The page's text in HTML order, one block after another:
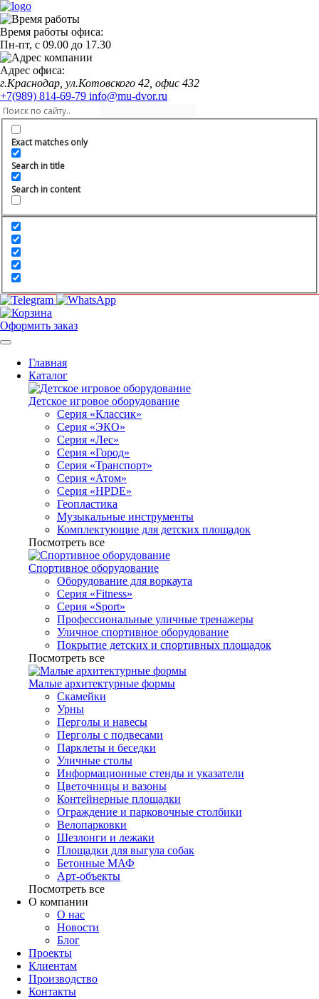
Время работы офиса:
Пн-пт, с 09.00 до 17.30
Адрес офиса:
г.Краснодар, ул.Котовского 42, офис 432
+7(989) 814-69-79 info@mu-dvor.ru
Exact matches only
Search in title
Search in content
Оформить заказ
Главная
Каталог
Детское игровое оборудование
Серия «Классик»
Серия «ЭКО»
Серия «Лес»
Серия «Город»
Серия «Транспорт»
Серия «Атом»
Серия «HPDE»
Геопластика
Музыкальные инструменты
Комплектующие для детских площадок
Посмотреть все
Спортивное оборудование
Оборудование для воркаута
Серия «Fitness»
Серия «Sport»
Профессиональные уличные тренажеры
Уличное спортивное оборудование
Покрытие детских и спортивных площадок
Посмотреть все
Малые архитектурные формы
Скамейки
Урны
Перголы и навесы
Перголы с подвесами
Парклеты и беседки
Уличные столы
Информационные стенды и указатели
Цветочницы и вазоны
Контейнерные площадки
Ограждение и парковочные столбики
Велопарковки
Шезлонги и лежаки
Площадки для выгула собак
Бетонные МАФ
Арт-объекты
Посмотреть все
О компании
О нас
Новости
Блог
Проекты
Клиентам
Производство
Контакты